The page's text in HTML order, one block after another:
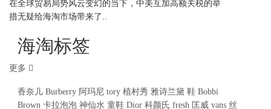
在全球贸易局势风云变幻的当下，中美互加高额关税的举
措无疑给海淘市场带来了..
海淘标签
更多
香奈儿 Burberry 阿玛尼 tory 植村秀 雅诗兰黛 鞋 Bobbi
Brown 卡拉泡泡 神仙水 童鞋 Dior 科颜氏 fresh 匡威 vans 丝